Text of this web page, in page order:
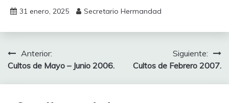
31 enero, 2025 Secretario Hermandad
Navegación
de
Anterior:
Cultos de Mayo – Junio 2006.
Siguiente:
Cultos de Febrero 2007.